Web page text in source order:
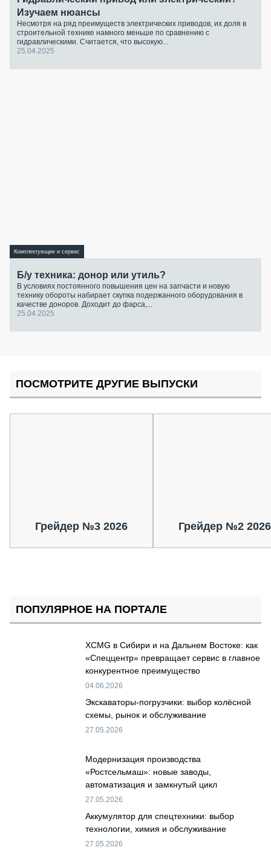
Изучаем нюансы
Несмотря на ряд преимуществ электрических приводов, их доля в
строительной технике намного меньше по сравнению с
гидравлическими. Считается, что высокую...
25.04.2025
Комплектующие и сервис
Б/у техника: донор или утиль?
В условиях постоянного повышения цен на запчасти и новую
технику обороты набирает скупка подержанного оборудования в
качестве доноров. Доходит до фарса,...
25.04.2025
ПОСМОТРИТЕ ДРУГИЕ ВЫПУСКИ
Грейдер №3 2026 Грейдер №2 2026
ПОПУЛЯРНОЕ НА ПОРТАЛЕ
XCMG в Сибири и на Дальнем Востоке: как
«Спеццентр» превращает сервис в главное
конкурентное преимущество
04.06.2026
Экскаваторы-погрузчики: выбор колёсной
схемы, рынок и обслуживание
27.05.2026
Модернизация производства
«Ростсельмаш»: новые заводы,
автоматизация и замкнутый цикл
27.05.2026
Аккумулятор для спецтехники: выбор
технологии, химия и обслуживание
27.05.2026